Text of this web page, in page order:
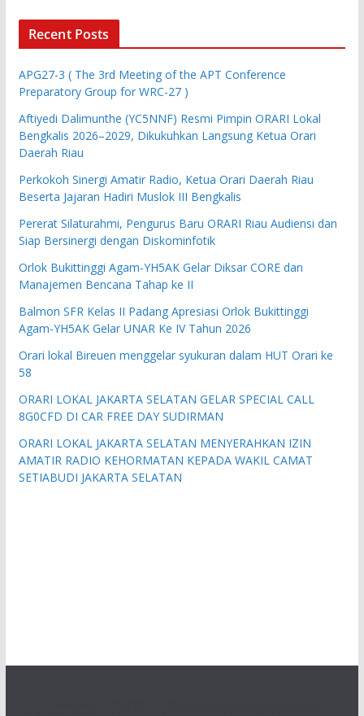
Recent Posts
APG27-3 ( The 3rd Meeting of the APT Conference
Preparatory Group for WRC-27 )
Aftiyedi Dalimunthe (YC5NNF) Resmi Pimpin ORARI Lokal
Bengkalis 2026–2029, Dikukuhkan Langsung Ketua Orari
Daerah Riau
Perkokoh Sinergi Amatir Radio, Ketua Orari Daerah Riau
Beserta Jajaran Hadiri Muslok III Bengkalis
Pererat Silaturahmi, Pengurus Baru ORARI Riau Audiensi dan
Siap Bersinergi dengan Diskominfotik
Orlok Bukittinggi Agam-YH5AK Gelar Diksar CORE dan
Manajemen Bencana Tahap ke II
Balmon SFR Kelas II Padang Apresiasi Orlok Bukittinggi
Agam-YH5AK Gelar UNAR Ke IV Tahun 2026
Orari lokal Bireuen menggelar syukuran dalam HUT Orari ke
58
ORARI LOKAL JAKARTA SELATAN GELAR SPECIAL CALL
8G0CFD DI CAR FREE DAY SUDIRMAN
ORARI LOKAL JAKARTA SELATAN MENYERAHKAN IZIN
AMATIR RADIO KEHORMATAN KEPADA WAKIL CAMAT
SETIABUDI JAKARTA SELATAN